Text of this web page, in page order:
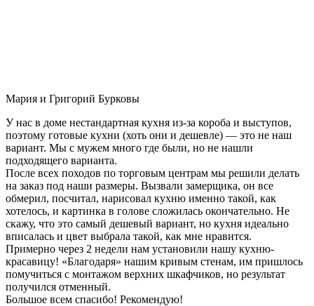
Мария и Григорий Бурковы
У нас в доме нестандартная кухня из-за короба и выступов,
поэтому готовые кухни (хоть они и дешевле) — это не наш
вариант. Мы с мужем много где были, но не нашли
подходящего варианта.
После всех походов по торговым центрам мы решили делать
на заказ под наши размеры. Вызвали замерщика, он все
обмерил, посчитал, нарисовал кухню именно такой, как
хотелось, и картинка в голове сложилась окончательно. Не
скажу, что это самый дешевый вариант, но кухня идеально
вписалась и цвет выбрала такой, как мне нравится.
Примерно через 2 недели нам установили нашу кухню-
красавицу! «Благодаря» нашим кривым стенам, им пришлось
помучиться с монтажом верхних шкафчиков, но результат
получился отменный.
Большое всем спасибо! Рекомендую!